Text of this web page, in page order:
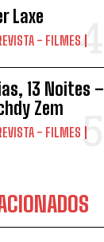
Laxe
- FILMES
13 Noites –
Zem
- FILMES